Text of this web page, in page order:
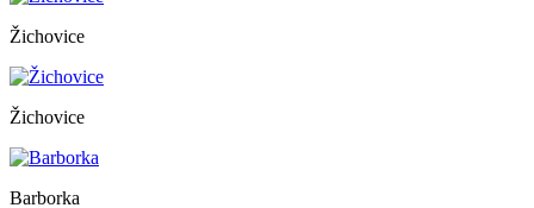
Žichovice
Žichovice
Barborka